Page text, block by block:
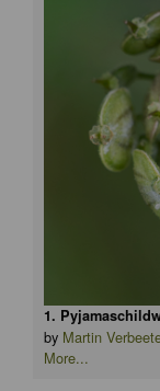
1.
by Martin
More...